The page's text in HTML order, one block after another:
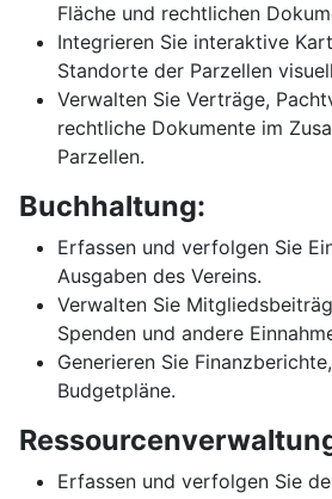
Fläche und rechtlichen
Integrieren Sie interaktive
Standorte der Parzellen
Verwalten Sie Verträge,
rechtliche Dokumente im
Parzellen.
Buchhaltung:
Erfassen und verfolgen Sie
Ausgaben des Vereins.
Verwalten Sie
Spenden und andere
Generieren Sie
Budgetpläne.
Erfassen und verfolgen Sie